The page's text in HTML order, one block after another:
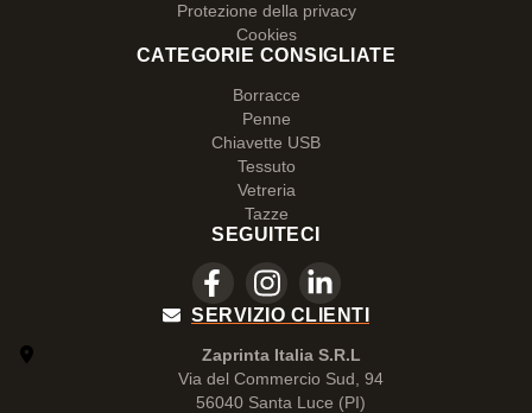
Protezione della privacy
Cookies
CATEGORIE CONSIGLIATE
Borracce
Penne
Chiavette USB
Tessuto
Vetreria
Tazze
SEGUITECI
SERVIZIO CLIENTI
Zaprinta Italia S.R.L
Via del Commercio Sud, 94
56040 Santa Luce (PI)